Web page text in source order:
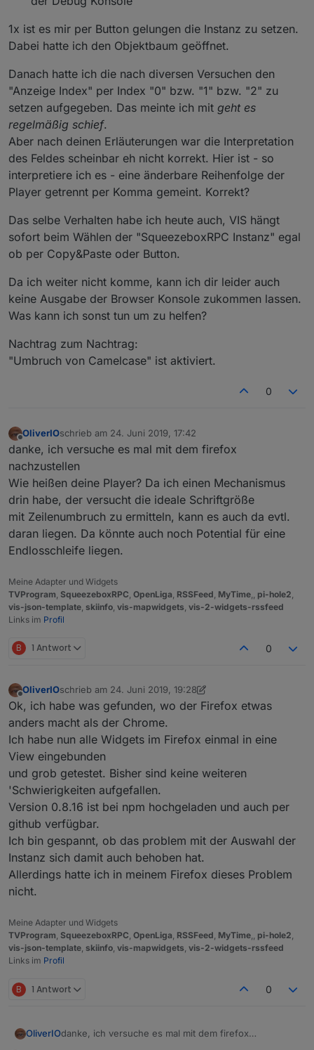
1x ist es mir per Button gelungen die Instanz zu setzen.
Dabei hatte ich den Objektbaum geöffnet.
Danach hatte ich die nach diversen Versuchen den
"Anzeige Index" per Index "0" bzw. "1" bzw. "2" zu
setzen aufgegeben. Das meinte ich mit geht es
regelmäßig schief.
Aber nach deinen Erläuterungen war die Interpretation
des Feldes scheinbar eh nicht korrekt. Hier ist - so
interpretiere ich es - eine änderbare Reihenfolge der
Player getrennt per Komma gemeint. Korrekt?
Das selbe Verhalten habe ich heute auch, VIS hängt
sofort beim Wählen der "SqueezeboxRPC Instanz" egal
ob per Copy&Paste oder Button.
Da ich weiter nicht komme, kann ich dir leider auch
keine Ausgabe der Browser Konsole zukommen lassen.
Was kann ich sonst tun um zu helfen?
Nachtrag zum Nachtrag:
"Umbruch von Camelcase" ist aktiviert.
0
Offline
OliverIOschrieb am 24. Juni 2019, 17:42
zuletzt editiert von
danke, ich versuche es mal mit dem firefox
nachzustellen
Wie heißen deine Player? Da ich einen Mechanismus
drin habe, der versucht die ideale Schriftgröße
mit Zeilenumbruch zu ermitteln, kann es auch da evtl.
daran liegen. Da könnte auch noch Potential für eine
Endlosschleife liegen.
Meine Adapter und Widgets
TVProgram SqueezeboxRPC OpenLiga RSSFeed MyTime pi-hole2
vis-json-template skiinfo vis-mapwidgets vis-2-widgets-rssfeed
Links im Profil
B 1 Antwort 0
Offline
OliverIOschrieb am 24. Juni 2019, 19:28
zuletzt editiert von OliverIO
Ok, ich habe was gefunden, wo der Firefox etwas
anders macht als der Chrome.
Ich habe nun alle Widgets im Firefox einmal in eine
View eingebunden
und grob getestet. Bisher sind keine weiteren
'Schwierigkeiten aufgefallen.
Version 0.8.16 ist bei npm hochgeladen und auch per
github verfügbar.
Ich bin gespannt, ob das problem mit der Auswahl der
Instanz sich damit auch behoben hat.
Allerdings hatte ich in meinem Firefox dieses Problem
nicht.
Meine Adapter und Widgets
TVProgram, SqueezeboxRPC, OpenLiga, RSSFeed, MyTime,, pi-hole2,
vis-json-template, skiinfo, vis-mapwidgets, vis-2-widgets-rssfeed
Links im Profil
B 1 Antwort 0
OliverIOdanke, ich versuche es mal mit dem firefox